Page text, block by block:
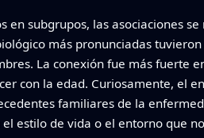
en subgrupos, las asociaciones
más pronunciadas
La conexión fue más fuerte
con la edad. Curiosamente, el
familiares de la
estilo de vida o el entorno que